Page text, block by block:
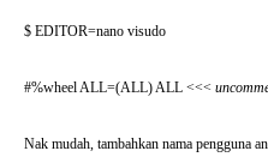
$ EDITOR=nano visudo
#%wheel ALL=(ALL) ALL <<<
Nak mudah, tambahkan nama pengguna